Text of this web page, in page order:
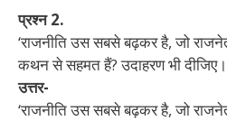
प्रश्न 2.
‘राजनीति उस सबसे बढ़कर है, जो
कथन से सहमत हैं? उदाहरण भी दीजिए।
उत्तर-
‘राजनीति उस सबसे बढ़कर है, जो